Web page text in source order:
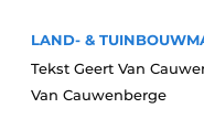
LAND- &
Tekst Geert Van
Van Cauwenberge